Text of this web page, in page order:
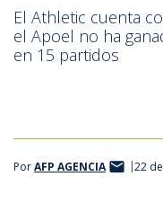
El Athletic cuenta
el Apoel no ha
en 15 partidos
PorAFP AGENCIA 22